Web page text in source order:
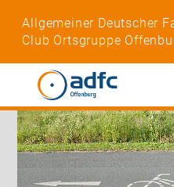
Allgemeiner Deutscher
Club Ortsgruppe